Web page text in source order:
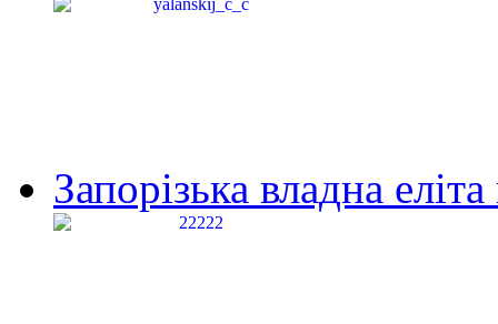
Запорізька владна